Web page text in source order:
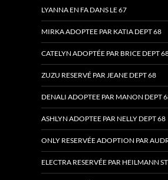
LYANNA EN FA DANS LE 67
MIRKA ADOPTEE PAR KATIA DEPT 68
CATELYN ADOPTÉE PAR BRICE DEPT
ZUZU RESERVÉ PAR JEANE DEPT 68
DENALI ADOPTEE PAR MANON DEPT
ASHLYN ADOPTEE PAR NELLY DEPT 68
ONLY RESERVÉE ADOPTION PAR
ELECTRA RESERVÉE PAR HEILMANN